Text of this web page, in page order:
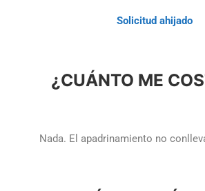
Solicitud ahijado
¿CUÁNTO ME
Nada. El apadrinamiento no